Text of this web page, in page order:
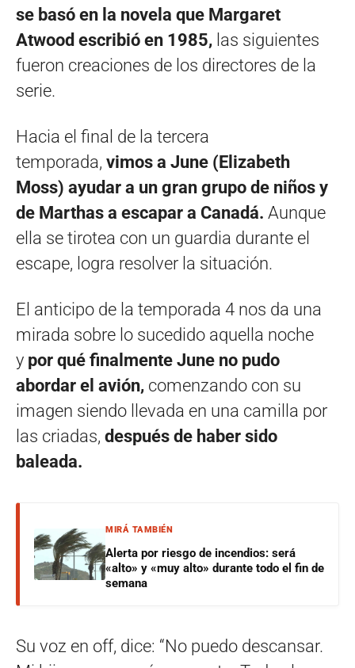
se basó en la novela que Margaret
Atwood escribió en 1985, las siguientes
fueron creaciones de los directores de la
serie.
Hacia el final de la tercera
temporada, vimos a June (Elizabeth
Moss) ayudar a un gran grupo de niños y
de Marthas a escapar a Canadá. Aunque
ella se tirotea con un guardia durante el
escape, logra resolver la situación.
El anticipo de la temporada 4 nos da una
mirada sobre lo sucedido aquella noche
y por qué finalmente June no pudo
abordar el avión, comenzando con su
imagen siendo llevada en una camilla por
las criadas, después de haber sido
baleada.
MIRÁ TAMBIÉN
Alerta por riesgo de incendios: será
«alto» y «muy alto» durante todo el fin de
semana
Su voz en off, dice: “No puedo descansar.